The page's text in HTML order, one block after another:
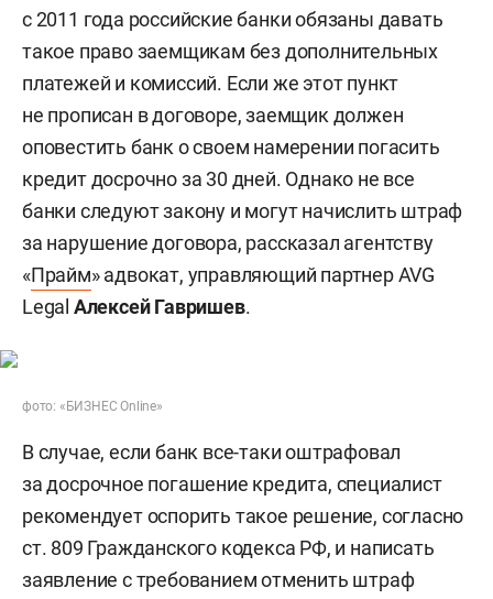
с 2011 года российские банки обязаны давать
такое право заемщикам без дополнительных
платежей и комиссий. Если же этот пункт
не прописан в договоре, заемщик должен
оповестить банк о своем намерении погасить
кредит досрочно за 30 дней. Однако не все
банки следуют закону и могут начислить штраф
за нарушение договора, рассказал агентству
«Прайм» адвокат, управляющий партнер AVG
Legal Алексей Гавришев.
фото: «БИЗНЕС Online»
В случае, если банк все-таки оштрафовал
за досрочное погашение кредита, специалист
рекомендует оспорить такое решение, согласно
ст. 809 Гражданского кодекса РФ, и написать
заявление с требованием отменить штраф